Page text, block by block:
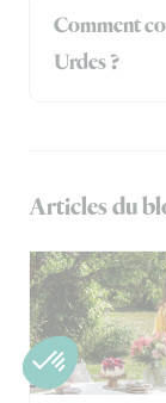
Comment
Urdes ?
Articles du